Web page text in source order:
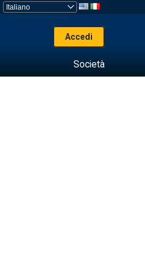
Accedi
Società